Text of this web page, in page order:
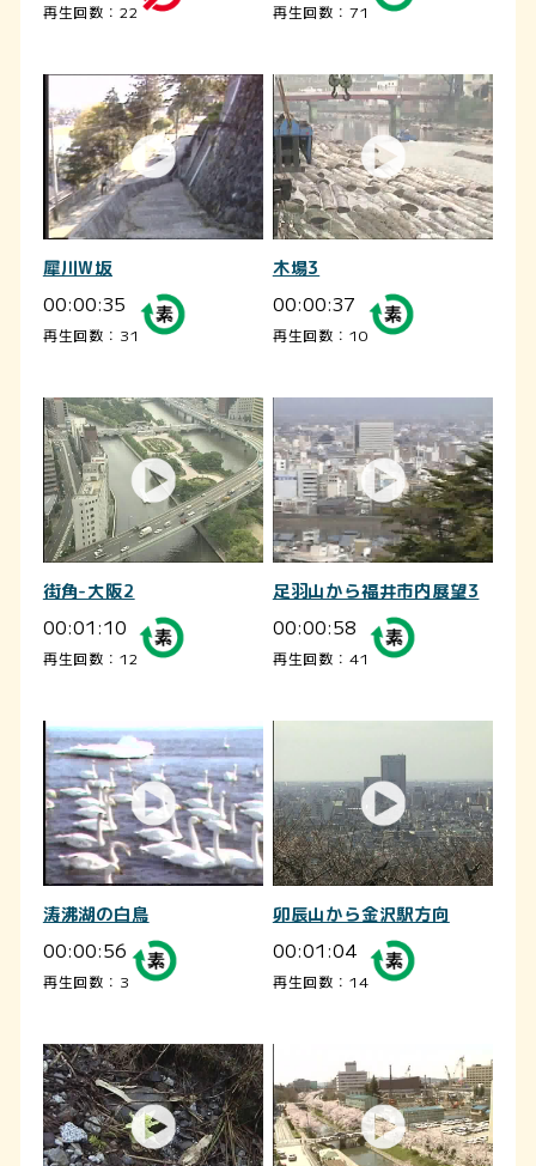
再生回数：22 再生回数：71
犀川W坂
00:00:35
再生回数：31
木場3
00:00:37
再生回数：10
街角-大阪2
00:01:10
再生回数：12
足羽山から福井市内展望3
00:00:58
再生回数：41
涛沸湖の白鳥
00:00:56
再生回数：3
卯辰山から金沢駅方向
00:01:04
再生回数：14